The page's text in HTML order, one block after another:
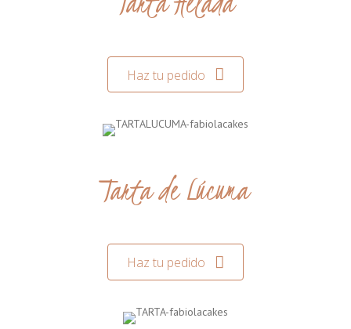
Haz tu pedido
Tarta de Lúcuma
Haz tu pedido